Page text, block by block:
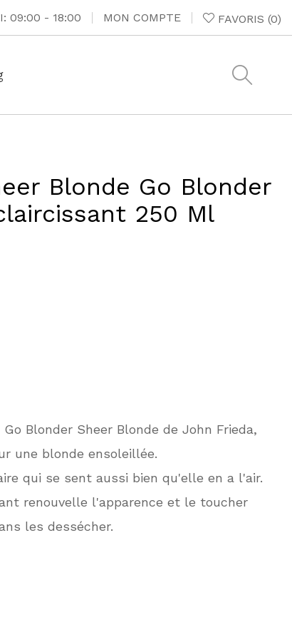
FAVORIS (0)
MON COMPTE
09:00 - 18:00
Blonde Go Blonder
250 Ml
Blonder Sheer Blonde de John Frieda,
une blonde ensoleillée.
qui se sent aussi bien qu'elle en a l'air.
renouvelle l'apparence et le toucher
les dessécher.